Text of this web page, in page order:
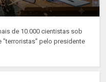
de 10.000 cientistas sob
"terroristas" pelo presidente